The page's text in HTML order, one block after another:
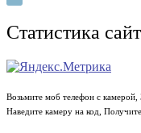
Статистика
Возьмите моб телефон с камерой,
Наведите камеру на код,